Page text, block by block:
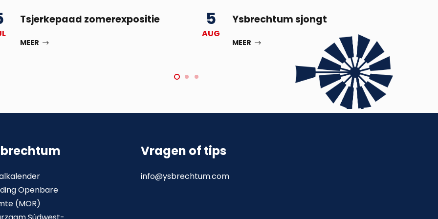
Tsjerkepaad zomerexpositie
MEER
5
AUG
Ysbrechtum sjongt
MEER
Openbare
(MOR)
Vragen of tips
info@ysbrechtum.com